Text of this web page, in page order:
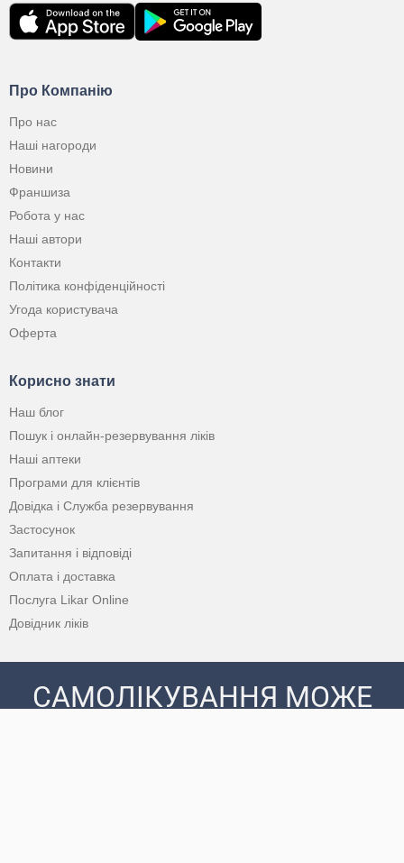
Про Компанію
Про нас
Наші нагороди
Новини
Франшиза
Робота у нас
Наші автори
Контакти
Політика конфіденційності
Угода користувача
Оферта
Корисно знати
Наш блог
Пошук і онлайн-резервування ліків
Наші аптеки
Програми для клієнтів
Довідка і Служба резервування
Застосунок
Запитання і відповіді
Оплата і доставка
Послуга Likar Online
Довідник ліків
САМОЛІКУВАННЯ МОЖЕ